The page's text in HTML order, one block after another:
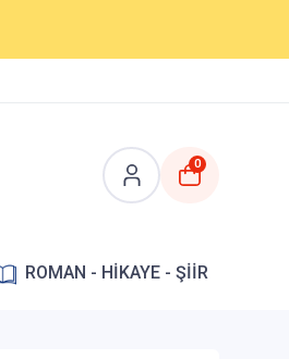
0
ROMAN - HİKAYE - ŞİİR